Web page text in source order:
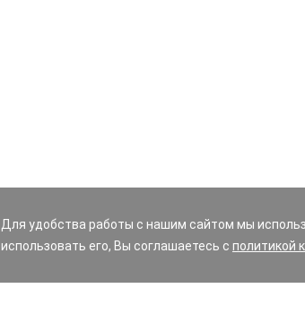
Для удобства работы с нашим сайтом мы
использовать его, Вы соглашаетесь с политикой